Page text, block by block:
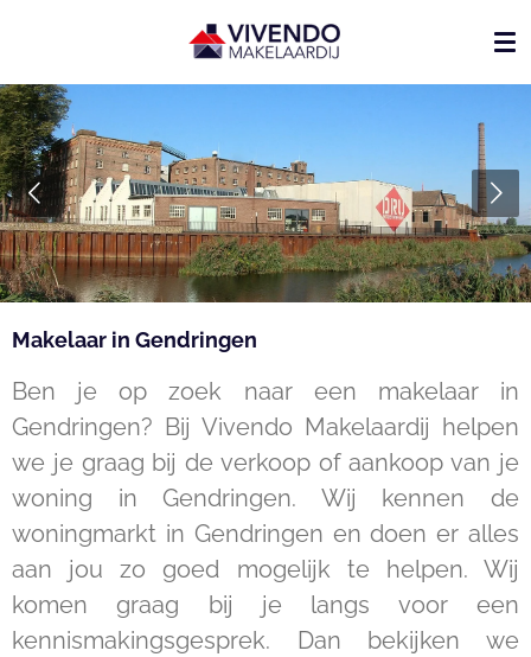
naar
de
hoofdinhoud
Makelaar in Gendringen
Ben je op zoek naar een makelaar in
Gendringen? Bij Vivendo Makelaardij helpen
we je graag bij de verkoop of aankoop van je
woning in Gendringen. Wij kennen de
woningmarkt in Gendringen en doen er alles
aan jou zo goed mogelijk te helpen. Wij
komen graag bij je langs voor een
kennismakingsgesprek. Dan bekijken we